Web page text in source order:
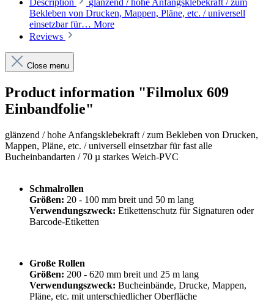
Description
glänzend / hohe Anfangsklebekraft / zum
Bekleben von Drucken, Mappen, Pläne, etc. / universell
einsetzbar für… More
Reviews
Close menu
Product information "Filmolux 609
Einbandfolie"
glänzend /hohe Anfangsklebekraft /zum Bekleben von Drucken,
Mappen, Pläne, etc. / universell einsetzbar für fast alle
Bucheinbandarten / 70 µ starkes Weich-PVC
Schmalrollen
Größen: 20 - 100 mm breit und 50 m lang
Verwendungszweck: Etikettenschutz für Signaturen oder
Barcode-Etiketten
Große Rollen
Größen: 200 - 620 mm breit und 25 m lang
Verwendungszweck: Bucheinbände, Drucke, Mappen,
Pläne, etc. mit unterschiedlicher Oberfläche